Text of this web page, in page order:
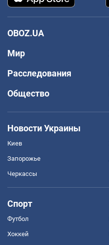
OBOZ.UA
Мир
Расследования
Общество
Новости Украины
Киев
Запорожье
Черкассы
Спорт
Футбол
Хоккей